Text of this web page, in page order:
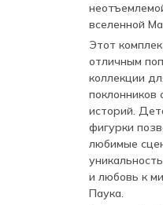
вселенной
Этот
отличным
коллекции
поклонников
историй.
фигурки
любимые
и любовь к
Паука.